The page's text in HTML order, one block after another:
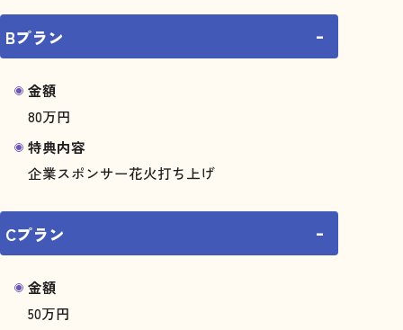
Bプラン
金額
80万円
特典内容
企業スポンサー花火打ち上げ
Cプラン
金額
50万円
協賛金募集
企業スポンサー花火
大会ボランティア
お楽しみ企画
よくあるご質問